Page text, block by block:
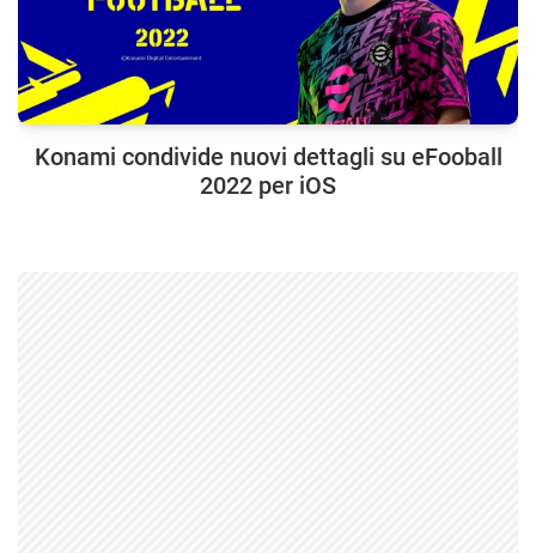
Konami condivide nuovi dettagli su eFooball
2022 per iOS